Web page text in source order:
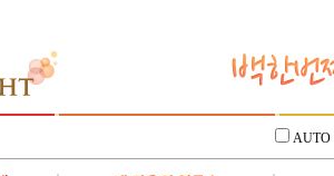
AUTO